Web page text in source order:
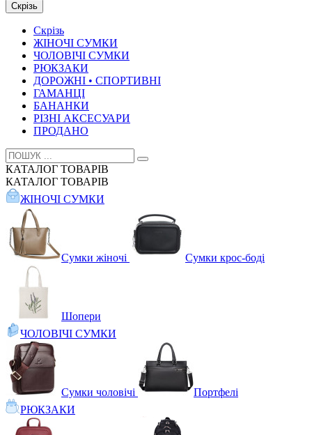
Скрізь
Скрізь
ЖІНОЧІ СУМКИ
ЧОЛОВІЧІ СУМКИ
РЮКЗАКИ
ДОРОЖНІ • СПОРТИВНІ
ГАМАНЦІ
БАНАНКИ
РІЗНІ АКСЕСУАРИ
ПРОДАНО
КАТАЛОГ ТОВАРІВ
КАТАЛОГ ТОВАРІВ
ЖІНОЧІ СУМКИ
Сумки жіночі Сумки крос-боді
Шопери
ЧОЛОВІЧІ СУМКИ
Сумки чоловічі
Портфелі
РЮКЗАКИ